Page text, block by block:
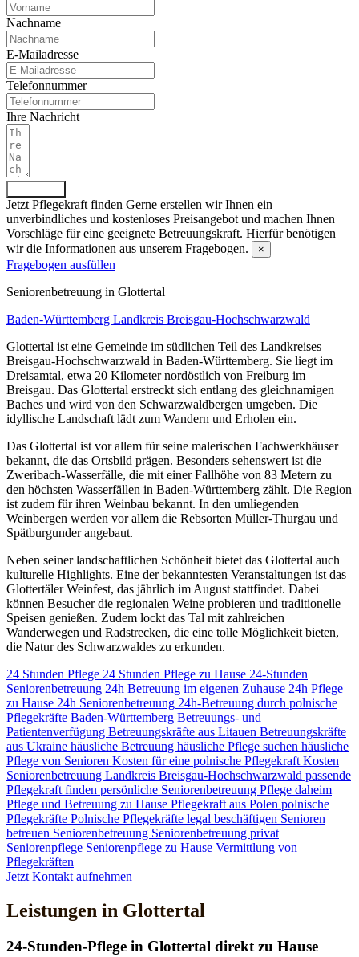
Nachname
E-Mailadresse
Telefonnummer
Ihre Nachricht
Jetzt Pflegekraft finden Gerne erstellen wir Ihnen ein
unverbindliches und kostenloses Preisangebot und machen Ihnen
Vorschläge für eine geeignete Betreuungskraft. Hierfür benötigen
wir die Informationen aus unserem Fragebogen.
×
Fragebogen ausfüllen
Senioren­betreuung in Glottertal
Baden-Württemberg Landkreis Breisgau-Hochschwarzwald
Glottertal ist eine Gemeinde im südlichen Teil des Landkreises
Breisgau-Hochschwarzwald in Baden-Württemberg. Sie liegt im
Dreisamtal, etwa 20 Kilometer nordöstlich von Freiburg im
Breisgau. Das Glottertal erstreckt sich entlang des gleichnamigen
Baches und wird von den Schwarzwaldbergen umgeben. Die
idyllische Landschaft lädt zum Wandern und Erholen ein.
Das Glottertal ist vor allem für seine malerischen Fachwerkhäuser
bekannt, die das Ortsbild prägen. Besonders sehenswert ist die
Zweribach-Wasserfälle, die mit einer Fallhöhe von 83 Metern zu
den höchsten Wasserfällen in Baden-Württemberg zählt. Die Region
ist zudem für ihren Weinbau bekannt. In den umliegenden
Weinbergen werden vor allem die Rebsorten Müller-Thurgau und
Spätburgunder angebaut.
Neben seiner landschaftlichen Schönheit bietet das Glottertal auch
kulturelle Highlights. Eine der bekanntesten Veranstaltungen ist das
Glottertäler Weinfest, das jährlich im August stattfindet. Dabei
können Besucher die regionalen Weine probieren und traditionelle
Speisen genießen. Zudem lockt das Tal mit zahlreichen
Wanderwegen und Radstrecken, die eine tolle Möglichkeit bieten,
die Natur des Schwarzwaldes zu erkunden.
24 Stunden Pflege 24 Stunden Pflege zu Hause 24-Stunden
Seniorenbetreuung 24h Betreuung im eigenen Zuhause 24h Pflege
zu Hause 24h Seniorenbetreuung 24h-Betreuung durch polnische
Pflegekräfte Baden-Württemberg Betreuungs- und
Patientenverfügung Betreuungskräfte aus Litauen Betreuungskräfte
aus Ukraine häusliche Betreuung häusliche Pflege suchen häusliche
Pflege von Senioren Kosten für eine polnische Pflegekraft Kosten
Seniorenbetreuung Landkreis Breisgau-Hochschwarzwald passende
Pflegekraft finden persönliche Seniorenbetreuung Pflege daheim
Pflege und Betreuung zu Hause Pflegekraft aus Polen polnische
Pflegekräfte Polnische Pflegekräfte legal beschäftigen Senioren
betreuen Seniorenbetreuung Seniorenbetreuung privat
Seniorenpflege Seniorenpflege zu Hause Vermittlung von
Pflegekräften
Jetzt Kontakt aufnehmen
Leistungen in Glottertal
24-Stunden-Pflege in Glottertal direkt zu Hause